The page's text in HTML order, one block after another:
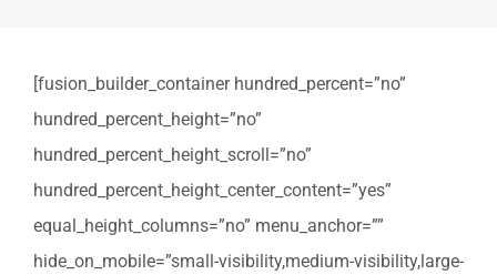
[fusion_builder_container hundred_percent=”no”
hundred_percent_height=”no”
hundred_percent_height_scroll=”no”
hundred_percent_height_center_content=”yes”
equal_height_columns=”no” menu_anchor=””
hide_on_mobile=”small-visibility,medium-visibility,large-